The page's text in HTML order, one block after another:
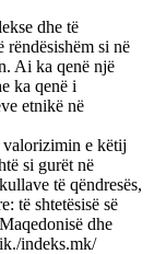
dhe të
si në
Ai ka qenë një
ka qenë i
etnikë në
valorizimin e këtij
si gurët në
të qëndresës,
të shtetësisë së
dhe
indeks.mk/